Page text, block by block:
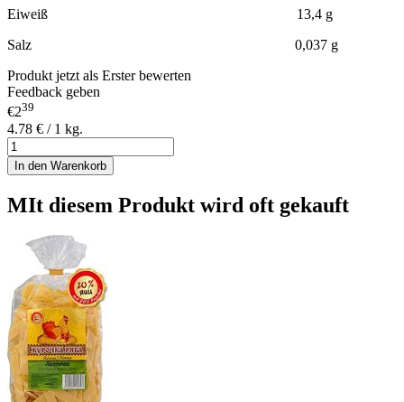
Eiweiß 13,4 g
Salz 0,037 g
Produkt jetzt als Erster bewerten
Feedback geben
€239
4.78 € / 1 kg.
In den Warenkorb
MIt diesem Produkt wird oft gekauft